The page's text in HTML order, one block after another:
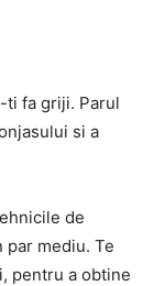
ti fa griji. Parul
si a
de
par mediu. Te
pentru a obtine